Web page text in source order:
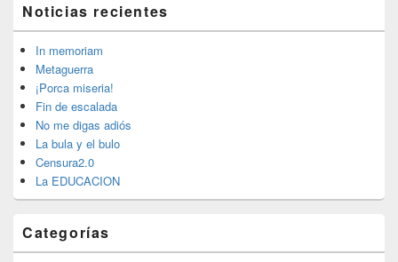
área
de
widget
barra
lateral
primaria
Noticias recientes
In memoriam
Metaguerra
¡Porca miseria!
Fin de escalada
No me digas adiós
La bula y el bulo
Censura2.0
La EDUCACION
Categorías